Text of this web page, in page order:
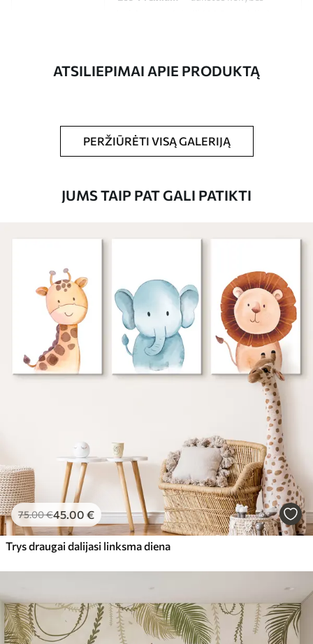
Straipsnio
s37920
Galite padengti laku.
Standartas
Premium
19.00€
Eco-Premium
.00€
ATSILIEPIMAI APIE PRODUKTĄ
PERŽIŪRĖTI VISĄ GALERIJĄ
JUMS TAIP PAT GALI PATIKTI
75.00€45.00 €
Trys draugai dalijasi linksma diena